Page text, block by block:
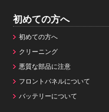
初めての方へ
初めての方へ
クリーニング
悪質な部品に注意
フロントパネルについて
バッテリーについて